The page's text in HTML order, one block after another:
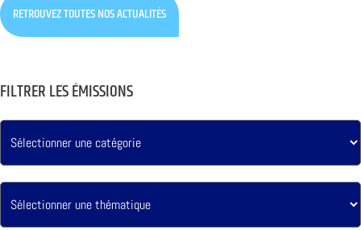
RETROUVEZ TOUTES NOS ACTUALITÉS
FILTRER LES ÉMISSIONS